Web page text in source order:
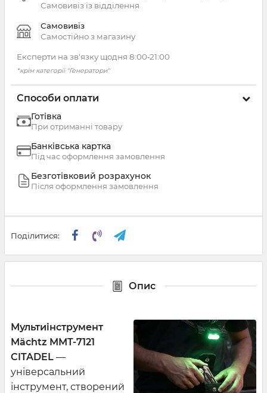
Самовивіз із відділення
Самовивіз
Самостійно з магазину
Експерти на зв'язку щодня 8:00‑21:00
*крім категорії "Генератори"
Способи оплати
Готівка
При отриманні товару
Банківська картка
Під час оформлення замовлення
Безготівковий розрахунок
Після оформлення замовлення
Поділитися:
Опис
Мультиінструмент
Mächtz MMT-7121
CITADEL —
універсальний
інструмент, створений